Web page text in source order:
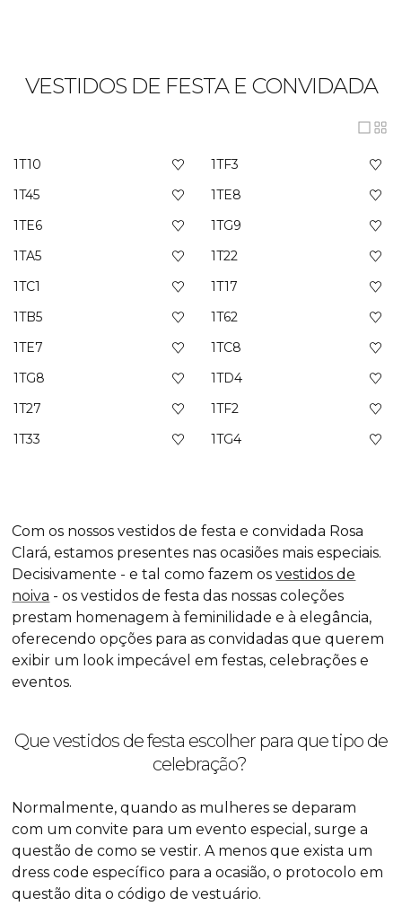
VESTIDOS DE FESTA E CONVIDADA
1T10
1TF3
1T45
1TE8
1TE6
1TG9
1TA5
1T22
1TC1
1T17
1TB5
1T62
1TE7
1TC8
1TG8
1TD4
1T27
1TF2
1T33
1TG4
Com os nossos vestidos de festa e convidada Rosa
Clará, estamos presentes nas ocasiões mais especiais.
Decisivamente - e tal como fazem osvestidos de
noiva - os vestidos de festa das nossas coleções
prestam homenagem à feminilidade e à elegância,
oferecendo opções para as convidadas que querem
exibir um look impecável em festas, celebrações e
eventos.
Que vestidos de festa escolher para que tipo de
celebração?
Normalmente, quando as mulheres se deparam
com um convite para um evento especial, surge a
questão de como se vestir. A menos que exista um
dress code específico para a ocasião, o protocolo em
questão dita o código de vestuário.